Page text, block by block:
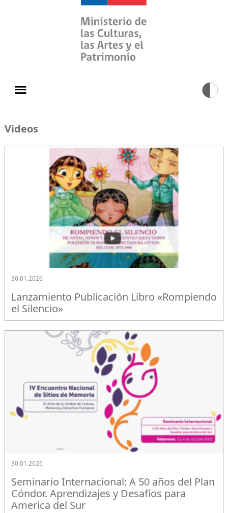
Videos
30.01.2026
Lanzamiento Publicación Libro «Rompiendo
el Silencio»
30.01.2026
Seminario Internacional: A 50 años del Plan
Cóndor. Aprendizajes y Desafíos para
America del Sur